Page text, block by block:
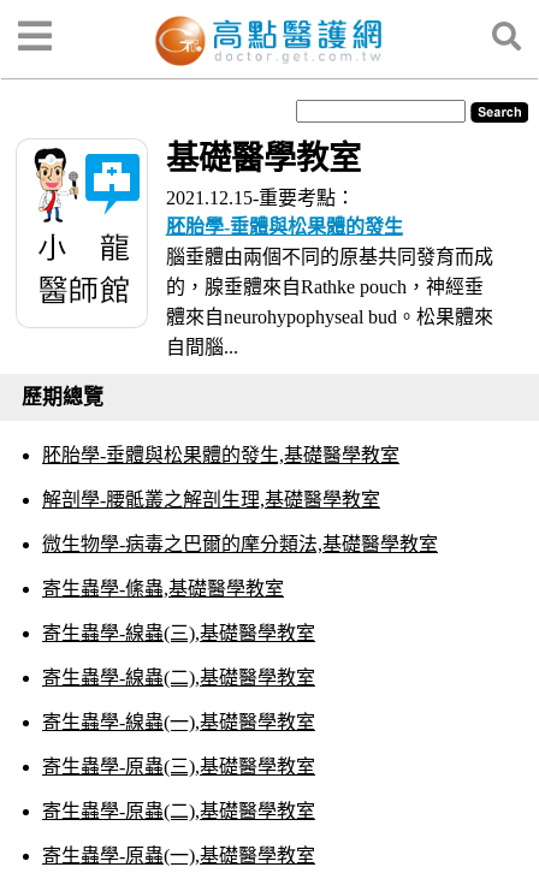
基礎醫學教室
2021.12.15-重要考點：
胚胎學-垂體與松果體的發生
腦垂體由兩個不同的原基共同發育而成
的，腺垂體來自Rathke pouch，神經垂
體來自neurohypophyseal bud。松果體來
自間腦...
歷期總覽
胚胎學-垂體與松果體的發生,基礎醫學教室
解剖學-腰骶叢之解剖生理,基礎醫學教室
微生物學-病毒之巴爾的摩分類法,基礎醫學教室
寄生蟲學-絛蟲,基礎醫學教室
寄生蟲學-線蟲(三),基礎醫學教室
寄生蟲學-線蟲(二),基礎醫學教室
寄生蟲學-線蟲(一),基礎醫學教室
寄生蟲學-原蟲(三),基礎醫學教室
寄生蟲學-原蟲(二),基礎醫學教室
寄生蟲學-原蟲(一),基礎醫學教室